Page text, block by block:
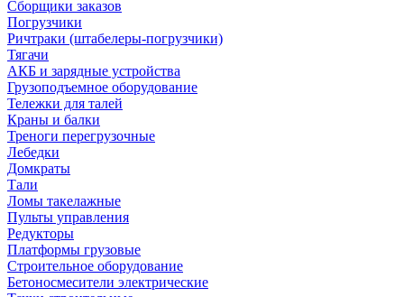
Сборщики заказов
Погрузчики
Ричтраки (штабелеры-погрузчики)
Тягачи
АКБ и зарядные устройства
Грузоподъемное оборудование
Тележки для талей
Краны и балки
Треноги перегрузочные
Лебедки
Домкраты
Тали
Ломы такелажные
Пульты управления
Редукторы
Платформы грузовые
Строительное оборудование
Бетоносмесители электрические